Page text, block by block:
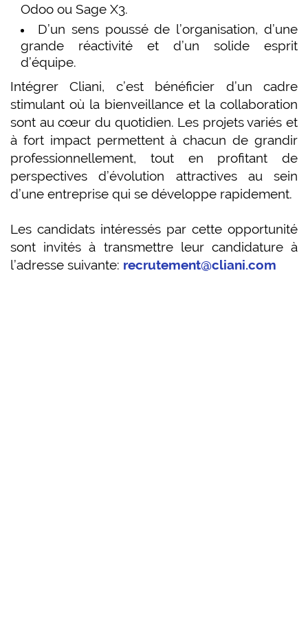
Odoo ou Sage X3.
D’un sens poussé de l’organisation, d’une
grande réactivité et d’un solide esprit
d’équipe.
Intégrer Cliani, c’est bénéficier d’un cadre
stimulant où la bienveillance et la collaboration
sont au cœur du quotidien. Les projets variés et
à fort impact permettent à chacun de grandir
professionnellement, tout en profitant de
perspectives d’évolution attractives au sein
d’une entreprise qui se développe rapidement.
Les candidats intéressés par cette opportunité
sont invités à transmettre leur candidature à
l’adresse suivante: recrutement@cliani.com